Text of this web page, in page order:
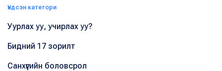
Үндсэн категори
Уурлах уу, учирлах уу?
Бидний 17 зорилт
Санхүүгийн боловсрол